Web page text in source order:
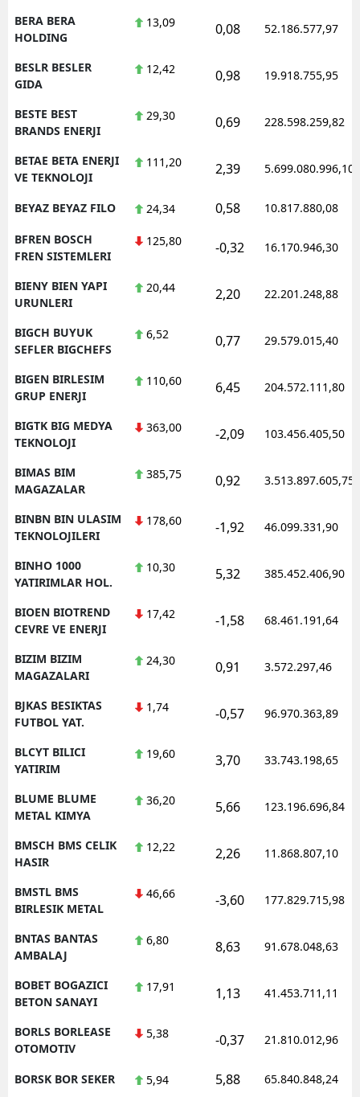
BERA BERA
HOLDING
13,09 0,08 52.186.577,97
BESLR BESLER
GIDA
12,42 0,98 19.918.755,95
BESTE BEST
BRANDS ENERJI
29,30 0,69 228.598.259,82
BETAE BETA ENERJI
VE TEKNOLOJI
111,20 2,39 5.699.080.996,10
BEYAZ BEYAZ FILO 24,34 0,58 10.817.880,08
BFREN BOSCH
FREN SISTEMLERI
125,80 -0,32 16.170.946,30
BIENY BIEN YAPI
URUNLERI
20,44 2,20 22.201.248,88
BIGCH BUYUK
SEFLER BIGCHEFS
6,52 0,77 29.579.015,40
BIGEN BIRLESIM
GRUP ENERJI
110,60 6,45 204.572.111,80
BIGTK BIG MEDYA
TEKNOLOJI
363,00 -2,09 103.456.405,50
BIMAS BIM
MAGAZALAR
385,75 0,92 3.513.897.605,75
BINBN BIN ULASIM
TEKNOLOJILERI
178,60 -1,92 46.099.331,90
BINHO 1000
YATIRIMLAR HOL.
10,30 5,32 385.452.406,90
BIOEN BIOTREND
CEVRE VE ENERJI
17,42 -1,58 68.461.191,64
BIZIM BIZIM
MAGAZALARI
24,30 0,91 3.572.297,46
BJKAS BESIKTAS
FUTBOL YAT.
1,74 -0,57 96.970.363,89
BLCYT BILICI
YATIRIM
19,60 3,70 33.743.198,65
BLUME BLUME
METAL KIMYA
36,20 5,66 123.196.696,84
BMSCH BMS CELIK
HASIR
12,22 2,26 11.868.807,10
BMSTL BMS
BIRLESIK METAL
46,66 -3,60 177.829.715,98
BNTAS BANTAS
AMBALAJ
6,80 8,63 91.678.048,63
BOBET BOGAZICI
BETON SANAYI
17,91 1,13 41.453.711,11
BORLS BORLEASE
OTOMOTIV
5,38 -0,37 21.810.012,96
BORSK BOR SEKER 5,94 5,88 65.840.848,24